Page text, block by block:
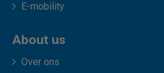
E-mobility
About us
Over ons